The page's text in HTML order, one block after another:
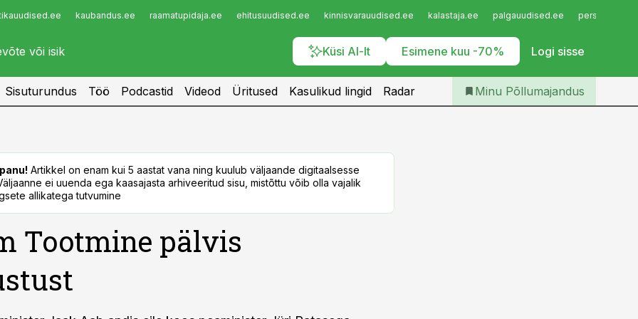
kaubandus.ee raamatupidaja.ee ehitusuudised.ee kinnisvarauudised.ee kalastaja.ee palgauudised.ee
Küsi AI-lt Esimene kuu -70% Logi sisse
Infopank
Iseteenindus
Telli Põllumajandus
Sisuturundus Töö Podcastid Videod Üritused Kasulikud lingid Radar Minu Põllumajandus
Artikkel on enam kui 5 aastat vana ning kuulub väljaande digitaalsesse
ei uuenda ega kaasajasta arhiveeritud sisu, mistõttu võib olla vajalik
allikatega tutvumine
Tootmine pälvis